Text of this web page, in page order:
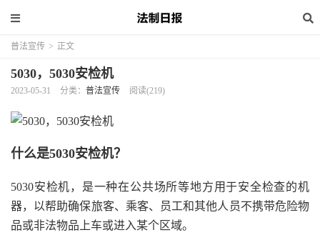
普法宣传 > 正文
5030，5030安检机
2023-05-31 分类： 普法宣传 阅读(219)
什么是5030安检机？
5030安检机，是一种在公共场所等地方用于安全检查的机
器，以帮助确保旅客、乘客、员工和其他人员不携带危险物
品或非法物品上车或进入某个区域。